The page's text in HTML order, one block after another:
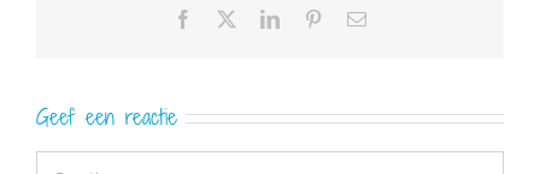
Facebook LinkedInPinterest
E-
Geef een reactie